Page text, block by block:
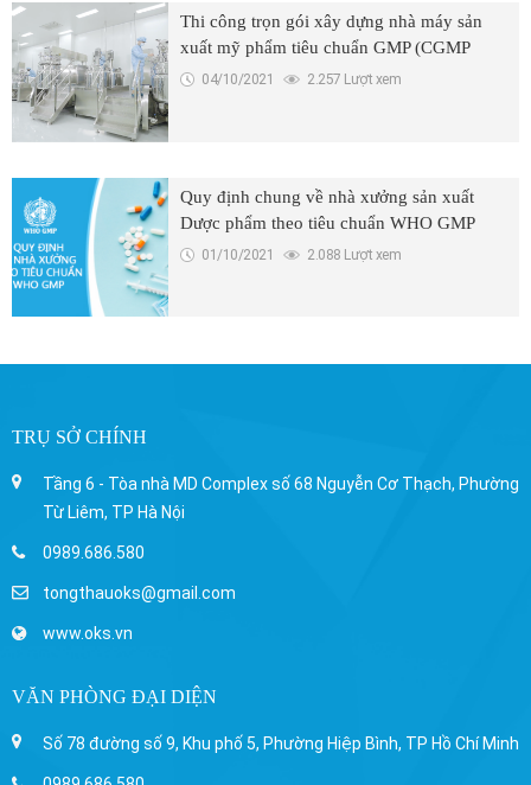
Thi công trọn gói xây dựng nhà máy sản
xuất mỹ phẩm tiêu chuẩn GMP (CGMP
ASEAN)
04/10/2021 2.257 Lượt xem
Quy định chung về nhà xưởng sản xuất
Dược phẩm theo tiêu chuẩn WHO GMP
01/10/2021 2.088 Lượt xem
TRỤ SỞ CHÍNH
Tầng 6 - Tòa nhà MD Complex số 68 Nguyễn Cơ Thạch, Phường
Từ Liêm, TP Hà Nội
0989.686.580
tongthauoks@gmail.com
www.oks.vn
VĂN PHÒNG ĐẠI DIỆN
Số 78 đường số 9, Khu phố 5, Phường Hiệp Bình, TP Hồ Chí Minh